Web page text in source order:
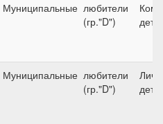
Муниципальные любители
(гр."D")
Муниципальные любители
(гр."D")